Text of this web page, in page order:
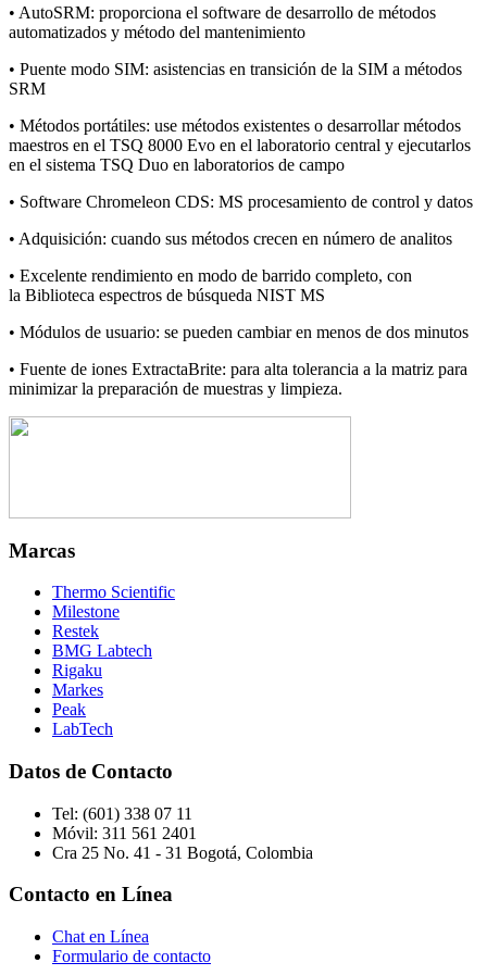
• AutoSRM: proporciona el software de desarrollo de métodos
automatizados y método del mantenimiento
• Puente modo SIM: asistencias en transición de la SIM a métodos
SRM
• Métodos portátiles: use métodos existentes o desarrollar métodos
maestros en el TSQ 8000 Evo en el laboratorio central y ejecutarlos
en el sistema TSQ Duo en laboratorios de campo
• Software Chromeleon CDS: MS procesamiento de control y datos
• Adquisición: cuando sus métodos crecen en número de analitos
• Excelente rendimiento en modo de barrido completo, con
la Biblioteca espectros de búsqueda NIST MS
• Módulos de usuario: se pueden cambiar en menos de dos minutos
• Fuente de iones ExtractaBrite: para alta tolerancia a la matriz para
minimizar la preparación de muestras y limpieza.
Marcas
Thermo Scientific
Milestone
Restek
BMG Labtech
Rigaku
Markes
Peak
LabTech
Datos de Contacto
Tel: (601) 338 07 11
Móvil: 311 561 2401
Cra 25 No. 41 - 31 Bogotá, Colombia
Contacto en Línea
Chat en Línea
Formulario de contacto